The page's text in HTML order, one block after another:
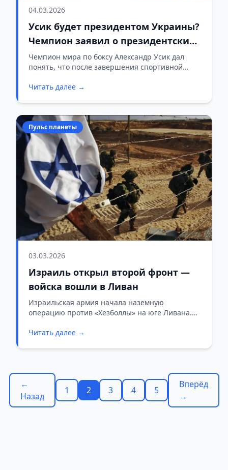
04.03.2026
Усик будет президентом Украины?
Чемпион заявил о президентских
амбициях
Чемпион мира по боксу Александр Усик дал
понять, что после завершения спортивной
самый верх.
Читать далее →
Пульс планеты
03.03.2026
Израиль открыл второй фронт —
войска вошли в Ливан
Израильская армия начала наземную
операцию против «Хезболлы» на юге Ливана.
вошли на юг Ливана и занимают позиции у
Читать далее →
←
Назад
1 2 3 4 5
Вперёд
→